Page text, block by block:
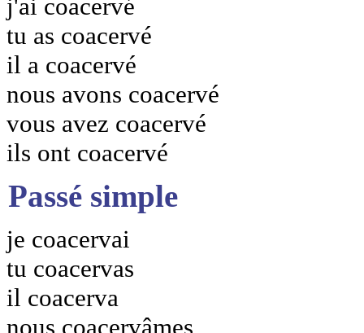
j'ai coacervé
tu as coacervé
il a coacervé
nous avons coacervé
vous avez coacervé
ils ont coacervé
Passé simple
je coacervai
tu coacervas
il coacerva
nous coacervâmes